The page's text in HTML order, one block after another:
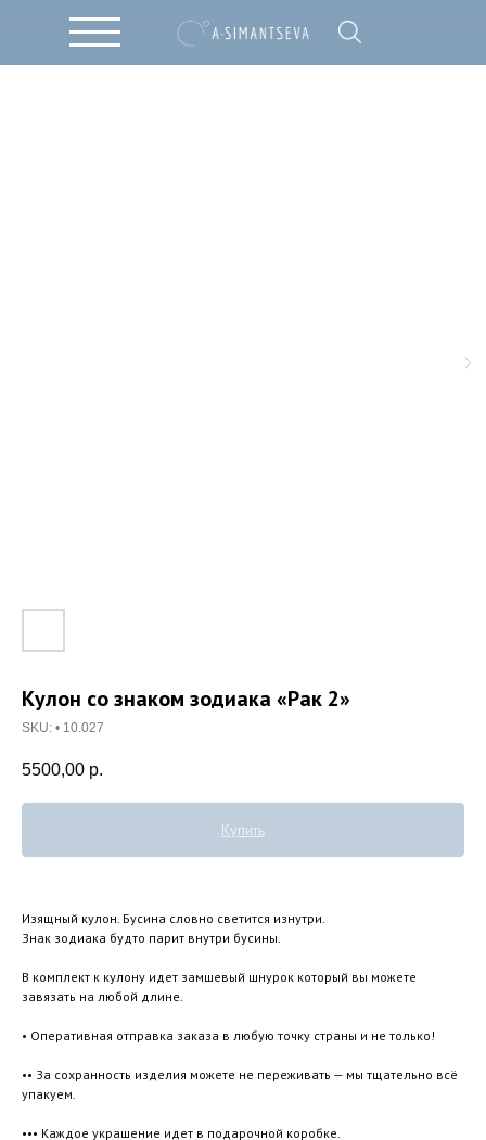
Кулон со знаком зодиака «Рак 2»
SKU: • 10.027
5500,00 р.
Купить
Изящный кулон. Бусина словно светится изнутри.
Знак зодиака будто парит внутри бусины.
В комплект к кулону идет замшевый шнурок который вы можете
завязать на любой длине.
• Оперативная отправка заказа в любую точку страны и не только!
•• За сохранность изделия можете не переживать — мы тщательно всё
упакуем.
••• Каждое украшение идет в подарочной коробке.